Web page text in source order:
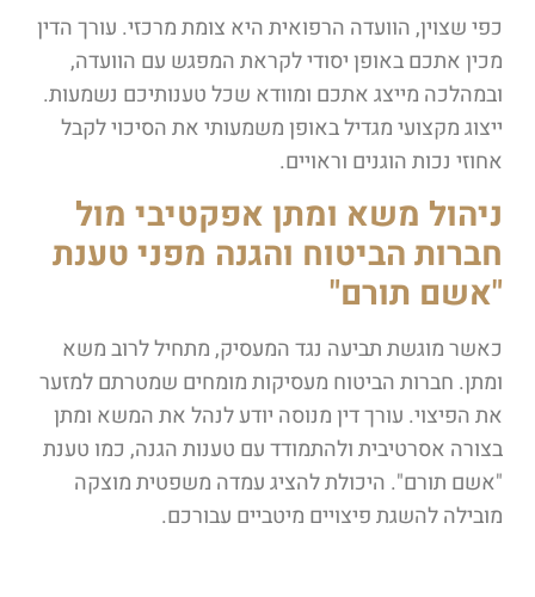
כפי שצוין, הוועדה הרפואית היא צומת מרכזי. עורך הדין
מכין אתכם באופן יסודי לקראת המפגש עם הוועדה,
ובמהלכה מייצג אתכם ומוודא שכל טענותיכם נשמעות.
ייצוג מקצועי מגדיל באופן משמעותי את הסיכוי לקבל
אחוזי נכות הוגנים וראויים.
ניהול משא ומתן אפקטיבי מול
חברות הביטוח והגנה מפני טענת
"אשם תורם"
כאשר מוגשת תביעה נגד המעסיק, מתחיל לרוב משא
ומתן. חברות הביטוח מעסיקות מומחים שמטרתם למזער
את הפיצוי. עורך דין מנוסה יודע לנהל את המשא ומתן
בצורה אסרטיבית ולהתמודד עם טענות הגנה, כמו טענת
"אשם תורם". היכולת להציג עמדה משפטית מוצקה
מובילה להשגת פיצויים מיטביים עבורכם.